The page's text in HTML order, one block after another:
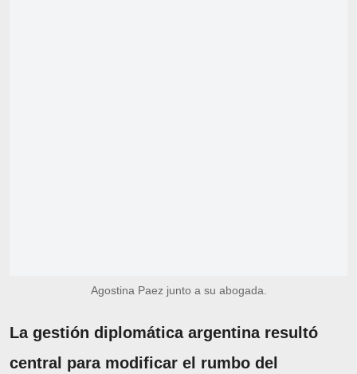
Agostina Paez junto a su abogada.
La gestión diplomática argentina resultó
central para modificar el rumbo del